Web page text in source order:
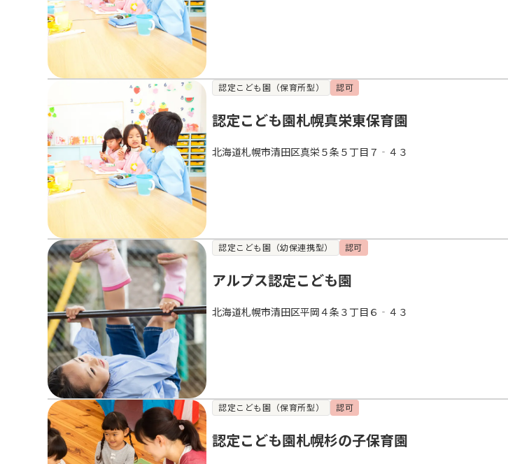
認定こども園（保育所型） 認可
認定こども園札幌真栄東保育園
北海道札幌市清田区真栄５条５丁目７‐４３
認定こども園（幼保連携型） 認可
アルプス認定こども園
北海道札幌市清田区平岡４条３丁目６‐４３
認定こども園（保育所型） 認可
認定こども園札幌杉の子保育園